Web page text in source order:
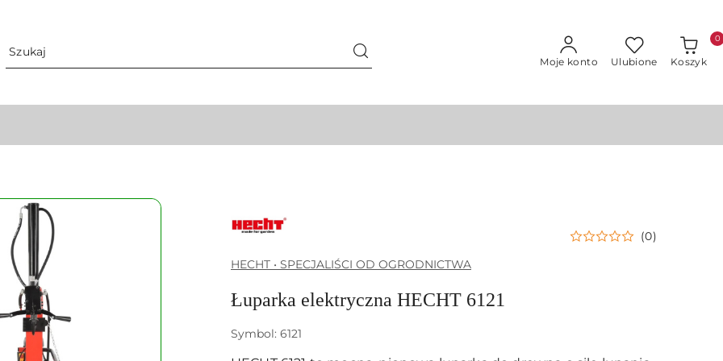
Moje konto Ulubione Koszyk
0
SPECJALIŚCI
OD
HECHT • SPECJALIŚCI OD OGRODNICTWA
(0)
Łuparka elektryczna HECHT 6121
Symbol: 6121